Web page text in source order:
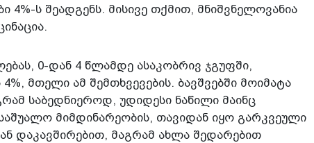
4%-ს შეადგენს. მისივე თქმით, მნიშვნელოვანია
0-დან 4 წლამდე ასაკობრივ ჯგუფში,
მთელი ამ შემთხვევების. ბავშვებში მოიმატა
საბედნიეროდ, უდიდესი ნაწილი მაინც
საშუალო მიმდინარეობის, თავიდან იყო გარკვეული
დაკავშირებით, მაგრამ ახლა შედარებით